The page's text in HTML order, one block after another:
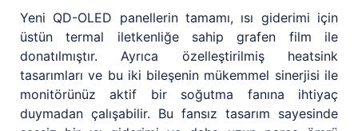
Yeni QD-OLED panellerin tamamı, ısı giderimi için
üstün termal iletkenliğe sahip grafen film ile
donatılmıştır. Ayrıca özelleştirilmiş heatsink
tasarımları ve bu iki bileşenin mükemmel sinerjisi ile
monitörünüz aktif bir soğutma fanına ihtiyaç
duymadan çalışabilir. Bu fansız tasarım sayesinde